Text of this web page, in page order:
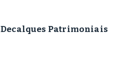
Decalques Patrimoniais